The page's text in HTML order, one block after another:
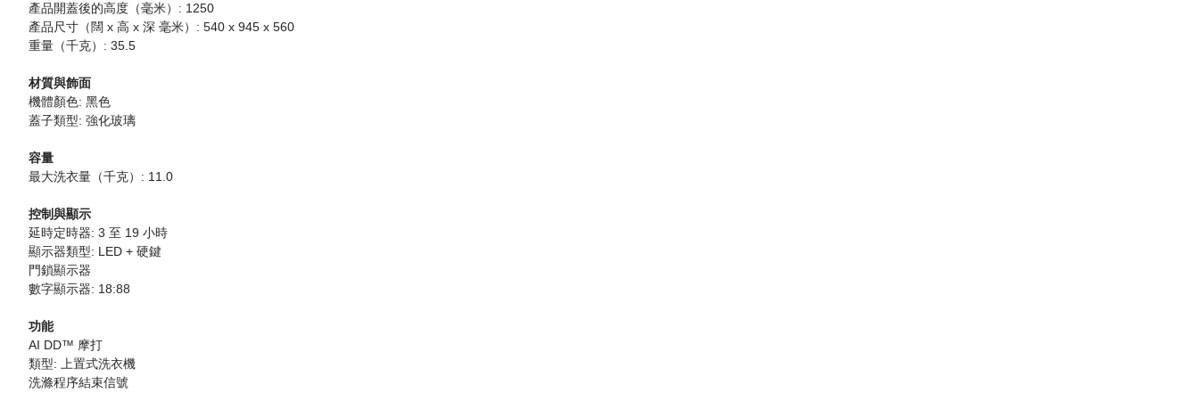
產品開蓋後的高度（毫米）: 1250
產品尺寸（闊 x 高 x 深 毫米）: 540 x 945 x 560
重量（千克）: 35.5
材質與飾面
機體顏色: 黑色
蓋子類型: 強化玻璃
容量
最大洗衣量（千克）: 11.0
控制與顯示
延時定時器: 3 至 19 小時
顯示器類型: LED + 硬鍵
門鎖顯示器
數字顯示器: 18:88
功能
AI DD™ 摩打
類型: 上置式洗衣機
洗滌程序結束信號